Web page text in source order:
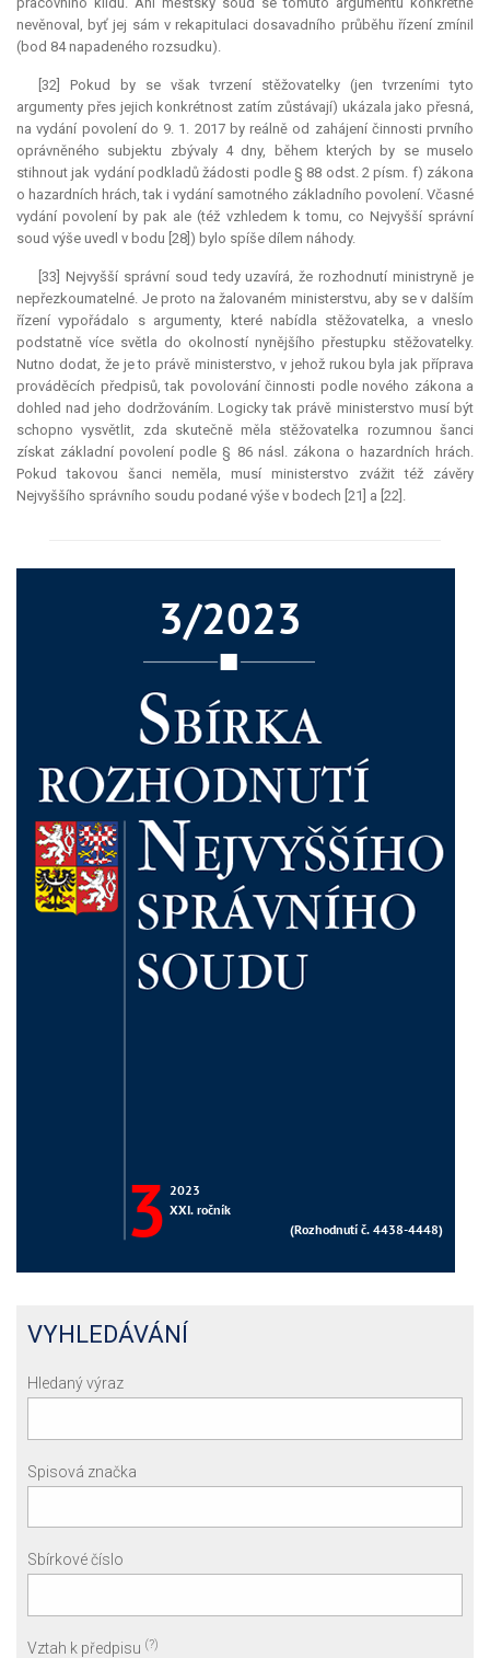
nevěnoval, byť jej sám v rekapitulaci dosavadního průběhu řízení zmínil
(bod 84 napadeného rozsudku).
[32] Pokud by se však tvrzení stěžovatelky (jen tvrzeními tyto
argumenty přes jejich konkrétnost zatím zůstávají) ukázala jako přesná,
na vydání povolení do 9. 1. 2017 by reálně od zahájení činnosti prvního
oprávněného subjektu zbývaly 4 dny, během kterých by se muselo
stihnout jak vydání podkladů žádosti podle § 88 odst. 2 písm. f) zákona
o hazardních hrách, tak i vydání samotného základního povolení. Včasné
vydání povolení by pak ale (též vzhledem k tomu, co Nejvyšší správní
soud výše uvedl v bodu [28]) bylo spíše dílem náhody.
[33] Nejvyšší správní soud tedy uzavírá, že rozhodnutí ministryně je
nepřezkoumatelné. Je proto na žalovaném ministerstvu, aby se v dalším
řízení vypořádalo s argumenty, které nabídla stěžovatelka, a vneslo
podstatně více světla do okolností nynějšího přestupku stěžovatelky.
Nutno dodat, že je to právě ministerstvo, v jehož rukou byla jak příprava
prováděcích předpisů, tak povolování činnosti podle nového zákona a
dohled nad jeho dodržováním. Logicky tak právě ministerstvo musí být
schopno vysvětlit, zda skutečně měla stěžovatelka rozumnou šanci
získat základní povolení podle § 86 násl. zákona o hazardních hrách.
Pokud takovou šanci neměla, musí ministerstvo zvážit též závěry
Nejvyššího správního soudu podané výše v bodech [21] a [22].
VYHLEDÁVÁNÍ
Hledaný výraz
Spisová značka
Sbírkové číslo
Vztah k předpisu (?)